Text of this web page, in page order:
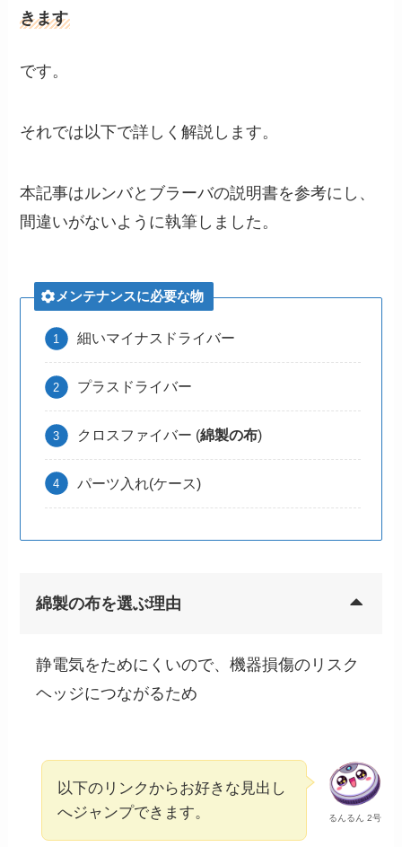
きます
です。
それでは以下で詳しく解説します。
本記事はルンバとブラーバの説明書を参考にし、
間違いがないように執筆しました。
メンテナンスに必要な物
細いマイナスドライバー
プラスドライバー
クロスファイバー (綿製の布)
パーツ入れ(ケース)
綿製の布を選ぶ理由
静電気をためにくいので、機器損傷のリスク
ヘッジにつながるため
るんるん 2号
以下のリンクからお好きな見出し
へジャンプできます。